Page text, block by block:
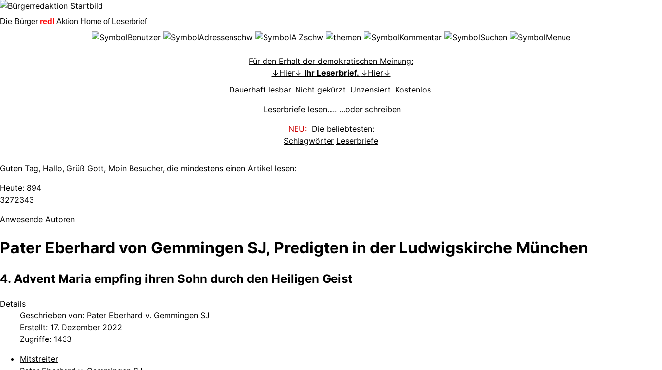
Die Bürger red! Aktion Home of Leserbrief
Für den Erhalt der demokratischen Meinung:
↓Hier↓ Ihr Leserbrief. ↓Hier↓
Dauerhaft lesbar. Nicht gekürzt. Unzensiert. Kostenlos.
Leserbriefe lesen..... ...oder schreiben
NEU:Die beliebtesten:
Schlagwörter Leserbriefe
Guten Tag, Hallo, Grüß Gott, Moin Besucher, die mindestens einen Artikel lesen:
Heute: 894
3272343
Anwesende Autoren
Pater Eberhard von Gemmingen SJ, Predigten in der Ludwigskirche München
4. Advent Maria empfing ihren Sohn durch den Heiligen Geist
Details
Geschrieben von: Pater Eberhard v. Gemmingen SJ
Erstellt: 17. Dezember 2022
Zugriffe: 1433
Mitstreiter